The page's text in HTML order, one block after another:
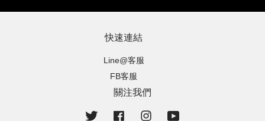
快速連結
Line@客服
FB客服
關注我們
Twitter FacebookInstagram